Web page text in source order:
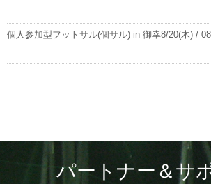
個人参加型フットサル(個サル) in 御幸8/20(木) /
パートナー＆サ